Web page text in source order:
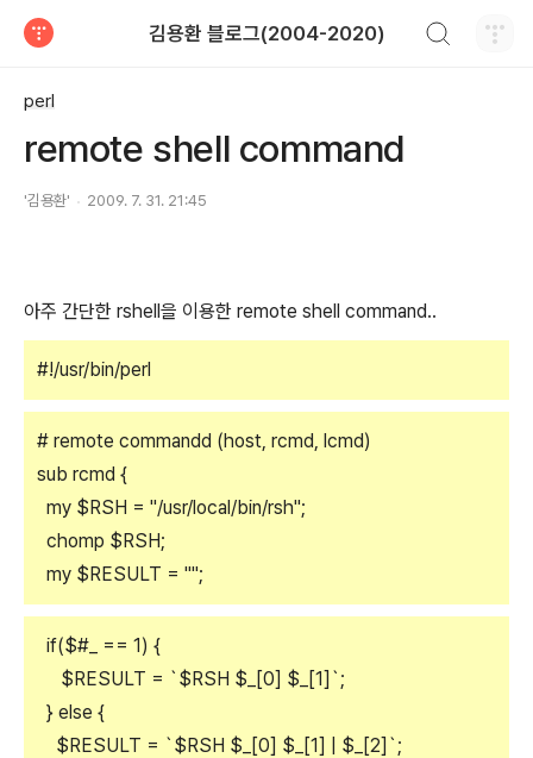
김용환 블로그(2004-2020)
perl
remote shell command
'김용환' 2009. 7. 31. 21:45
아주 간단한 rshell을 이용한 remote shell command..
#!/usr/bin/perl
# remote commandd (host, rcmd, lcmd)
sub rcmd {
my $RSH = "/usr/local/bin/rsh";
chomp $RSH;
my $RESULT = "";
if($#_ == 1) {
$RESULT = `$RSH $_[0] $_[1]`;
} else {
$RESULT = `$RSH $_[0] $_[1] | $_[2]`;